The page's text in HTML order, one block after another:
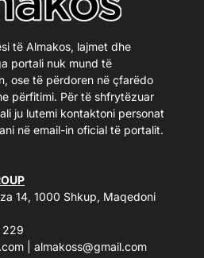
të Almakos, lajmet dhe
portali nuk mund të
ose të përdoren në çfarëdo
përfitimi. Për të shfrytëzuar
ju lutemi kontaktoni personat
në email-in oficial të portalit.
14, 1000 Shkup, Maqedoni
229
almakoss@gmail.com